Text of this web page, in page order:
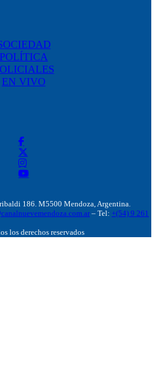
POLÍTICA
EN VIVO
186. M5500 Mendoza, Argentina.
– Tel: +(54) 9 261
los derechos reservados